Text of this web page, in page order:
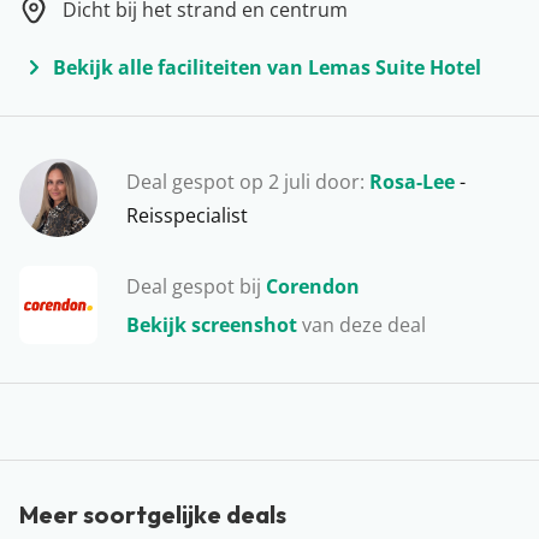
Deal gespot op 2 juli door: Rosa-Lee-
Reisspecialist
Deal gespot bij Corendon
Bekijk screenshotvan deze deal
beleven in Side! Tegenwoordig vind je hier talloze
Wat wil je nog meer? Wissel een dagje luieren in het
hotel af met een bezoekje aan het authentieke
komen…
Dicht bij het strand en centrum
Bekijk alle faciliteiten van Lemas Suite Hotel
Meer soortgelijke deals